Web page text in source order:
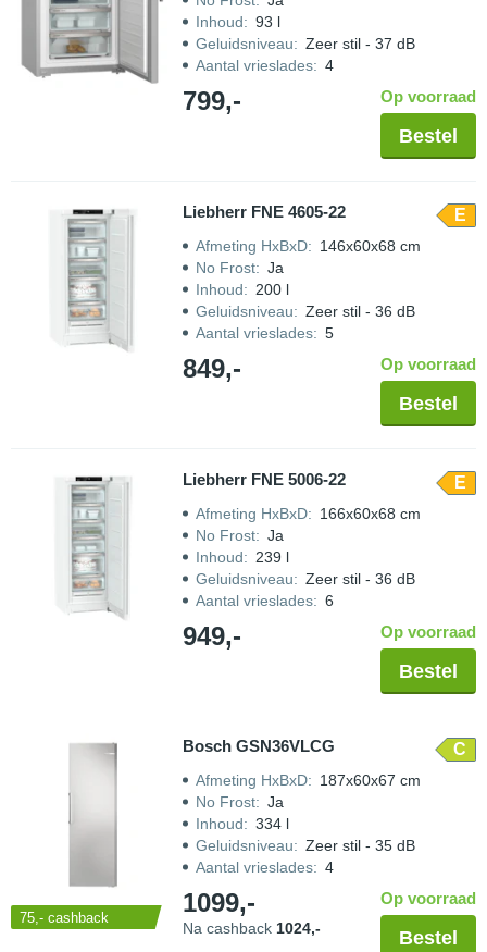
Inhoud: 93 l
Geluidsniveau: Zeer stil - 37 dB
Aantal vrieslades: 4
799,- Op voorraad
Bestel
Liebherr FNE 4605-22 E
Afmeting HxBxD: 146x60x68 cm
No Frost: Ja
Inhoud: 200 l
Geluidsniveau: Zeer stil - 36 dB
Aantal vrieslades: 5
849,- Op voorraad
Bestel
Liebherr FNE 5006-22 E
Afmeting HxBxD: 166x60x68 cm
No Frost: Ja
Inhoud: 239 l
Geluidsniveau: Zeer stil - 36 dB
Aantal vrieslades: 6
949,- Op voorraad
Bestel
75,- cashback
Bosch GSN36VLCG C
Afmeting HxBxD: 187x60x67 cm
No Frost: Ja
Inhoud: 334 l
Geluidsniveau: Zeer stil - 35 dB
Aantal vrieslades: 4
1099,-
Na cashback 1024,-
Op voorraad
Bestel